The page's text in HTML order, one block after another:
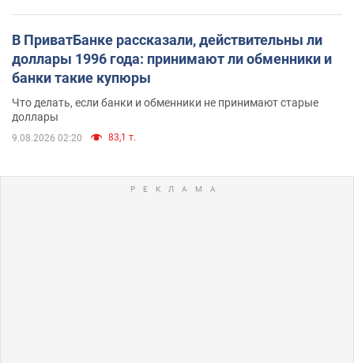
В ПриватБанке рассказали, действительны ли
доллары 1996 года: принимают ли обменники и
банки такие купюры
Что делать, если банки и обменники не принимают старые
доллары
9.08.2026 02:20 83,1 т.